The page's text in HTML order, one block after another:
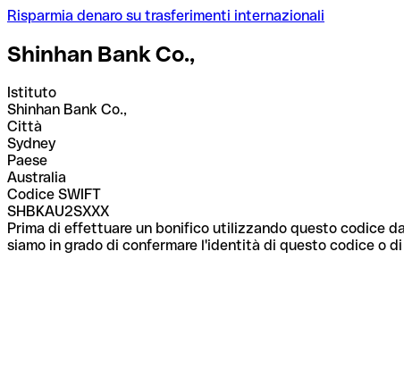
Risparmia denaro su trasferimenti internazionali
Shinhan Bank Co.,
Istituto
Shinhan Bank Co.,
Città
Sydney
Paese
Australia
Codice SWIFT
SHBKAU2SXXX
Prima di effettuare un bonifico utilizzando questo codice
siamo in grado di confermare l'identità di questo codice o